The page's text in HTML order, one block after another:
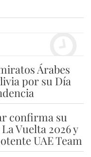
Árabes
por su Día
confirma su
Vuelta 2026 y
UAE Team